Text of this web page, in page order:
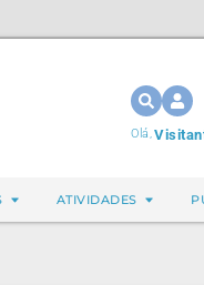
Olá,
ATIVIDADES